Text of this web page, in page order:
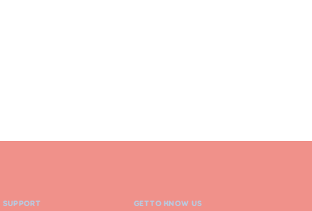
SUPPORT GET TO KNOW US